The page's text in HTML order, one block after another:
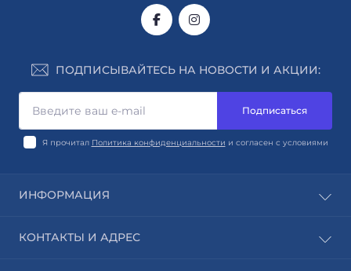
ПОДПИСЫВАЙТЕСЬ НА НОВОСТИ И АКЦИИ:
Подписаться
Я прочитал Политика конфиденциальности и согласен с условиями
ИНФОРМАЦИЯ
Издательства
КОНТАКТЫ И АДРЕС